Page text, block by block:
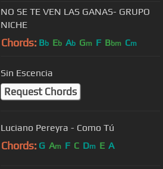
NO SE TE VEN LAS GANAS- GRUPO
NICHE
Chords: Bb Eb Ab Gm F Bbm Cm
Sin Escencia
Request Chords
Luciano Pereyra - Como Tú
Chords: G Am F C Dm E A